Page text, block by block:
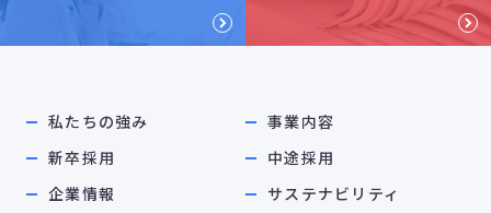
私たちの強み
事業内容
新卒採用
中途採用
企業情報
サステナビリティ